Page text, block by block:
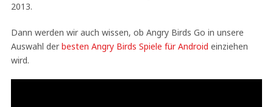
2013.
Dann werden wir auch wissen, ob Angry Birds Go in unsere
Auswahl der besten Angry Birds Spiele für Android einziehen
wird.